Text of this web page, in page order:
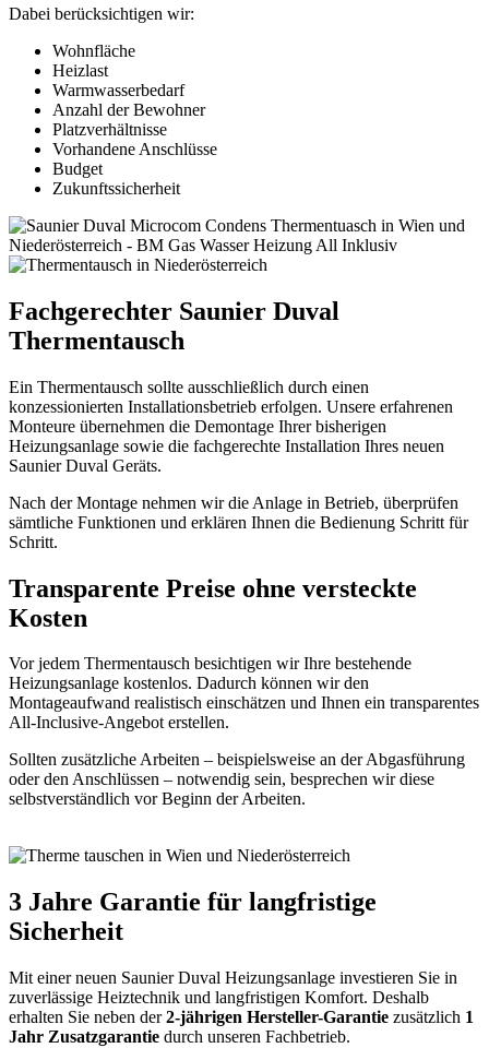
Dabei berücksichtigen wir:
Wohnfläche
Heizlast
Warmwasserbedarf
Anzahl der Bewohner
Platzverhältnisse
Vorhandene Anschlüsse
Budget
Zukunftssicherheit
Fachgerechter Saunier Duval
Thermentausch
Ein Thermentausch sollte ausschließlich durch einen
konzessionierten Installationsbetrieb erfolgen. Unsere erfahrenen
Monteure übernehmen die Demontage Ihrer bisherigen
Heizungsanlage sowie die fachgerechte Installation Ihres neuen
Saunier Duval Geräts.
Nach der Montage nehmen wir die Anlage in Betrieb, überprüfen
sämtliche Funktionen und erklären Ihnen die Bedienung Schritt für
Schritt.
Transparente Preise ohne versteckte
Kosten
Vor jedem Thermentausch besichtigen wir Ihre bestehende
Heizungsanlage kostenlos. Dadurch können wir den
Montageaufwand realistisch einschätzen und Ihnen ein transparentes
All-Inclusive-Angebot erstellen.
Sollten zusätzliche Arbeiten – beispielsweise an der Abgasführung
oder den Anschlüssen – notwendig sein, besprechen wir diese
selbstverständlich vor Beginn der Arbeiten.
3 Jahre Garantie für langfristige
Sicherheit
Mit einer neuen Saunier Duval Heizungsanlage investieren Sie in
zuverlässige Heiztechnik und langfristigen Komfort. Deshalb
erhalten Sie neben der2-jährigen Hersteller-Garantie zusätzlich 1
Jahr Zusatzgarantie durch unseren Fachbetrieb.